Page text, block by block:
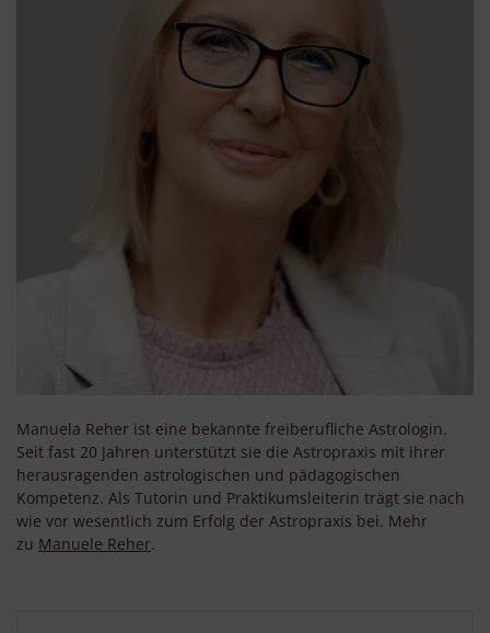
Manuela Reher ist eine bekannte freiberufliche Astrologin.
Seit fast 20 Jahren unterstützt sie die Astropraxis mit ihrer
herausragenden astrologischen und pädagogischen
Kompetenz. Als Tutorin und Praktikumsleiterin trägt sie nach
wie vor wesentlich zum Erfolg der Astropraxis bei. Mehr
zu Manuele Reher.